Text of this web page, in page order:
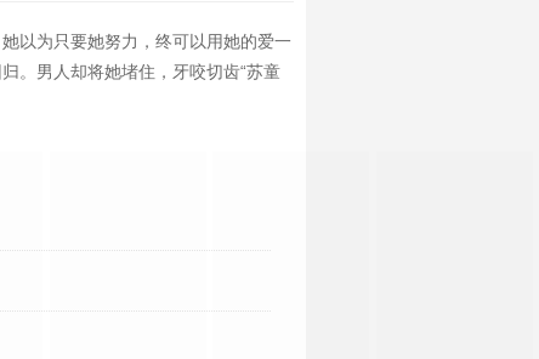
以为只要她努力，终可以用她的爱一
。男人却将她堵住，牙咬切齿“苏童